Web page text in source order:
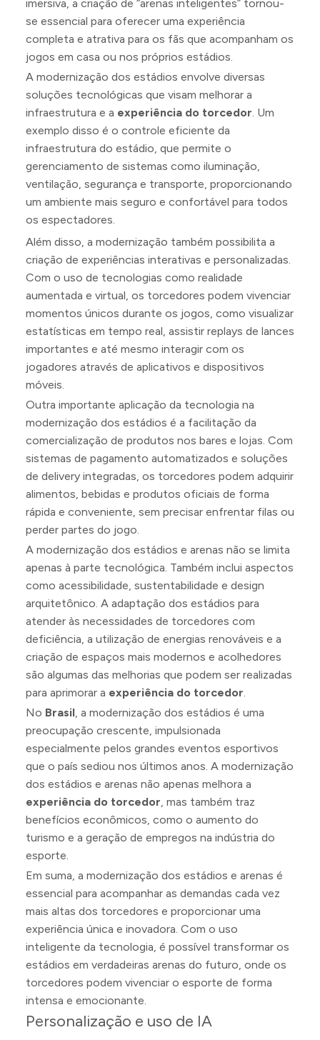
imersiva, a criação de “arenas inteligentes” tornou-
se essencial para oferecer uma experiência
completa e atrativa para os fãs que acompanham os
jogos em casa ou nos próprios estádios.
A modernização dos estádios envolve diversas
soluções tecnológicas que visam melhorar a
infraestrutura e a experiência do torcedor. Um
exemplo disso é o controle eficiente da
infraestrutura do estádio, que permite o
gerenciamento de sistemas como iluminação,
ventilação, segurança e transporte, proporcionando
um ambiente mais seguro e confortável para todos
os espectadores.
Além disso, a modernização também possibilita a
criação de experiências interativas e personalizadas.
Com o uso de tecnologias como realidade
aumentada e virtual, os torcedores podem vivenciar
momentos únicos durante os jogos, como visualizar
estatísticas em tempo real, assistir replays de lances
importantes e até mesmo interagir com os
jogadores através de aplicativos e dispositivos
móveis.
Outra importante aplicação da tecnologia na
modernização dos estádios é a facilitação da
comercialização de produtos nos bares e lojas. Com
sistemas de pagamento automatizados e soluções
de delivery integradas, os torcedores podem adquirir
alimentos, bebidas e produtos oficiais de forma
rápida e conveniente, sem precisar enfrentar filas ou
perder partes do jogo.
A modernização dos estádios e arenas não se limita
apenas à parte tecnológica. Também inclui aspectos
como acessibilidade, sustentabilidade e design
arquitetônico. A adaptação dos estádios para
atender às necessidades de torcedores com
deficiência, a utilização de energias renováveis e a
criação de espaços mais modernos e acolhedores
são algumas das melhorias que podem ser realizadas
para aprimorar a experiência do torcedor.
No Brasil, a modernização dos estádios é uma
preocupação crescente, impulsionada
especialmente pelos grandes eventos esportivos
que o país sediou nos últimos anos. A modernização
dos estádios e arenas não apenas melhora a
experiência do torcedor, mas também traz
benefícios econômicos, como o aumento do
turismo e a geração de empregos na indústria do
esporte.
Em suma, a modernização dos estádios e arenas é
essencial para acompanhar as demandas cada vez
mais altas dos torcedores e proporcionar uma
experiência única e inovadora. Com o uso
inteligente da tecnologia, é possível transformar os
estádios em verdadeiras arenas do futuro, onde os
torcedores podem vivenciar o esporte de forma
intensa e emocionante.
Personalização e uso de IA